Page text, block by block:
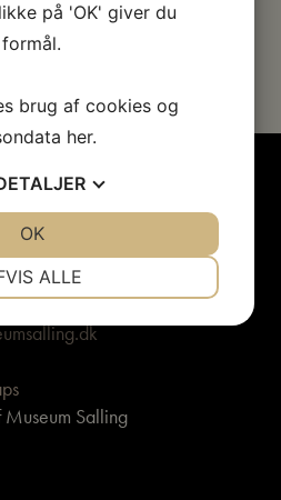
sammensætning eller
28, 7884 Fur
Museum Salling
på 'OK' giver du
brug af cookies og
her.
STATISTIK
ALLE
OK